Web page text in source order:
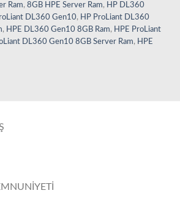
Ram, 8GB HPE Server Ram, HP DL360
DL360 Gen10, HP ProLiant DL360
, HPE DL360 Gen10 8GB Ram, HPE ProLiant
DL360 Gen10 8GB Server Ram, HPE